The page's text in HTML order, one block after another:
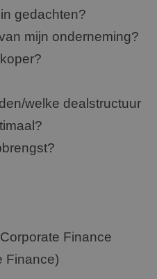
gedachten?
mijn onderneming?
welke dealstructuur
Finance
Finance)